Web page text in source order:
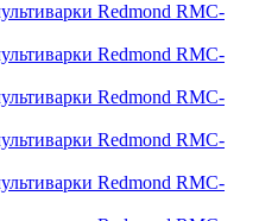
Redmond RMC-
Redmond RMC-
Redmond RMC-
Redmond RMC-
Redmond RMC-